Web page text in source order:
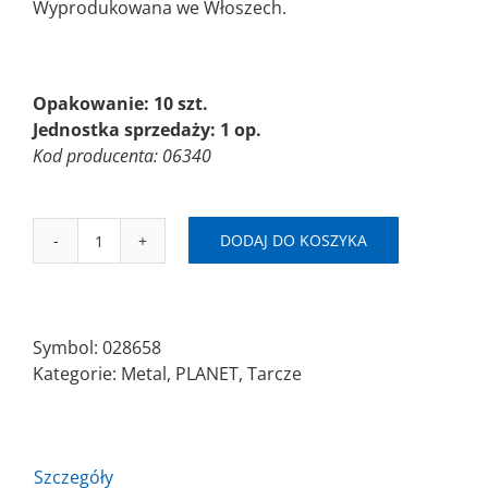
Wyprodukowana we Włoszech.
Opakowanie: 10 szt.
Jednostka sprzedaży: 1 op.
Kod producenta: 06340
ilość
Ø125x1,0x22,23/10szt./box
DODAJ DO KOSZYKA
Symbol: 028658
Kategorie: Metal, PLANET, Tarcze
Szczegóły